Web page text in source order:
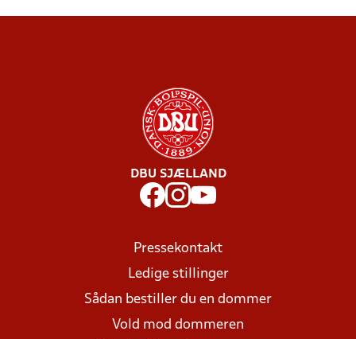
DBU SJÆLLAND
Pressekontakt
Ledige stillinger
Sådan bestiller du en dommer
Vold mod dommeren